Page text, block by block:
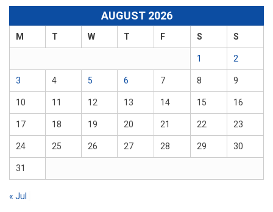
AUGUST 2026
M T W T F S S
1 2
3 4 5 6 7 8 9
10 11 12 13 14 15 16
17 18 19 20 21 22 23
24 25 26 27 28 29 30
31
« Jul